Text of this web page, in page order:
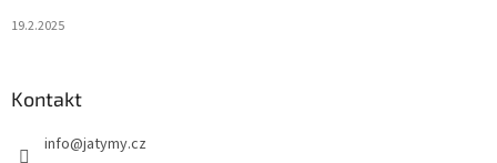
19.2.2025
Kontakt
info@jatymy.cz